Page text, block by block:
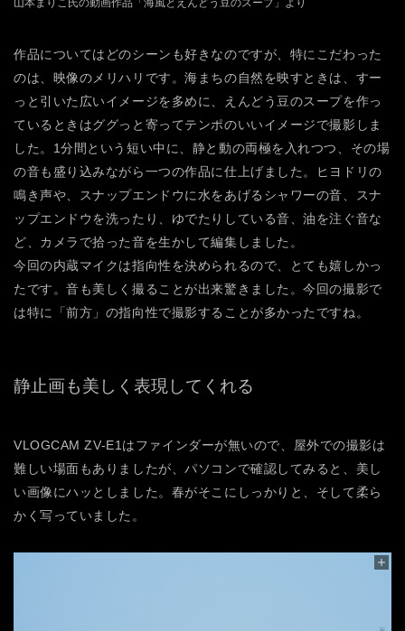
山本まりこ氏の動画作品「海風とえんどう豆のスープ」より
作品についてはどのシーンも好きなのですが、特にこだわった
のは、映像のメリハリです。海まちの自然を映すときは、すー
っと引いた広いイメージを多めに、えんどう豆のスープを作っ
ているときはググっと寄ってテンポのいいイメージで撮影しま
した。1分間という短い中に、静と動の両極を入れつつ、その場
の音も盛り込みながら一つの作品に仕上げました。ヒヨドリの
鳴き声や、スナップエンドウに水をあげるシャワーの音、スナ
ップエンドウを洗ったり、ゆでたりしている音、油を注ぐ音な
ど、カメラで拾った音を生かして編集しました。
今回の内蔵マイクは指向性を決められるので、とても嬉しかっ
たです。音も美しく撮ることが出来驚きました。今回の撮影で
は特に「前方」の指向性で撮影することが多かったですね。
静止画も美しく表現してくれる
VLOGCAM ZV-E1はファインダーが無いので、屋外での撮影は
難しい場面もありましたが、パソコンで確認してみると、美し
い画像にハッとしました。春がそこにしっかりと、そして柔ら
かく写っていました。